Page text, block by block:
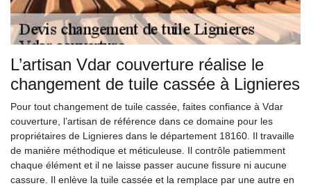
L’artisan Vdar couverture réalise le
changement de tuile cassée à Lignieres
Pour tout changement de tuile cassée, faites confiance à Vdar
couverture, l’artisan de référence dans ce domaine pour les
propriétaires de Lignieres dans le département 18160. Il travaille
de manière méthodique et méticuleuse. Il contrôle patiemment
chaque élément et il ne laisse passer aucune fissure ni aucune
cassure. Il enlève la tuile cassée et la remplace par une autre en